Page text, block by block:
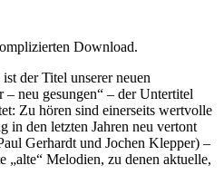
Download.
ist der Titel unserer neuen
neu gesungen“ – der Untertitel
Zu hören sind einerseits wertvolle
in den letzten Jahren neu vertont
Gerhardt und Jochen Klepper) –
„alte“ Melodien, zu denen aktuelle,